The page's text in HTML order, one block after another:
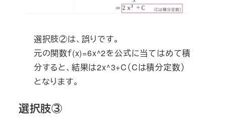
選択肢②は、誤りです。
元の関数ｆ(x)=6x^2を公式に当てはめて積
分すると、結果は2x^3+C（Cは積分定数）
となります。
選択肢③